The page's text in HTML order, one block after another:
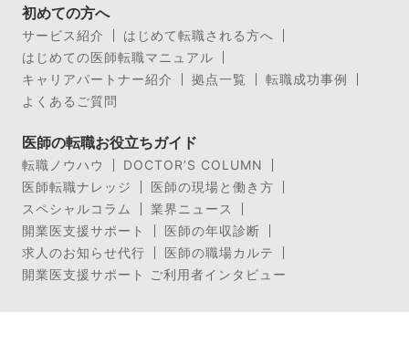
初めての方へ
サービス紹介
はじめて転職される方へ
はじめての医師転職マニュアル
キャリアパートナー紹介
拠点一覧
転職成功事例
よくあるご質問
医師の転職お役立ちガイド
転職ノウハウ
DOCTOR’S COLUMN
医師転職ナレッジ
医師の現場と働き方
スペシャルコラム
業界ニュース
開業医支援サポート
医師の年収診断
求人のお知らせ代行
医師の職場カルテ
開業医支援サポート ご利用者インタビュー